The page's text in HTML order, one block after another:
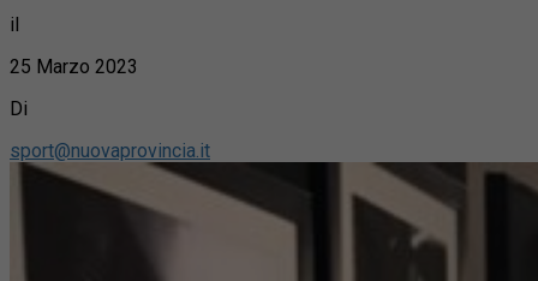
il
25 Marzo 2023
Di
sport@nuovaprovincia.it